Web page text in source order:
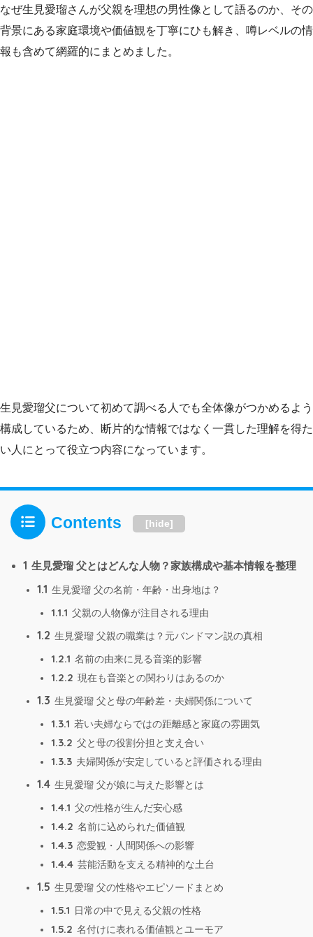
なぜ生見愛瑠さんが父親を理想の男性像として語るのか、その
背景にある家庭環境や価値観を丁寧にひも解き、噂レベルの情
報も含めて網羅的にまとめました。
生見愛瑠父について初めて調べる人でも全体像がつかめるよう
構成しているため、断片的な情報ではなく一貫した理解を得た
い人にとって役立つ内容になっています。
Contents [hide]
1 生見愛瑠 父とはどんな人物？家族構成や基本情報を整理
1.1 生見愛瑠 父の名前・年齢・出身地は？
1.1.1 父親の人物像が注目される理由
1.2 生見愛瑠 父親の職業は？元バンドマン説の真相
1.2.1 名前の由来に見る音楽的影響
1.2.2 現在も音楽との関わりはあるのか
1.3 生見愛瑠 父と母の年齢差・夫婦関係について
1.3.1 若い夫婦ならではの距離感と家庭の雰囲気
1.3.2 父と母の役割分担と支え合い
1.3.3 夫婦関係が安定していると評価される理由
1.4 生見愛瑠 父が娘に与えた影響とは
1.4.1 父の性格が生んだ安心感
1.4.2 名前に込められた価値観
1.4.3 恋愛観・人間関係への影響
1.4.4 芸能活動を支える精神的な土台
1.5 生見愛瑠 父の性格やエピソードまとめ
1.5.1 日常の中で見える父親の性格
1.5.2 名付けに表れる価値観とユーモア